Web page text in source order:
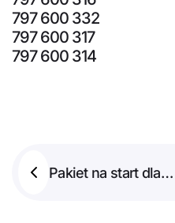
797 600 332
797 600 317
797 600 314
Pakiet na start dla MŁODYCH